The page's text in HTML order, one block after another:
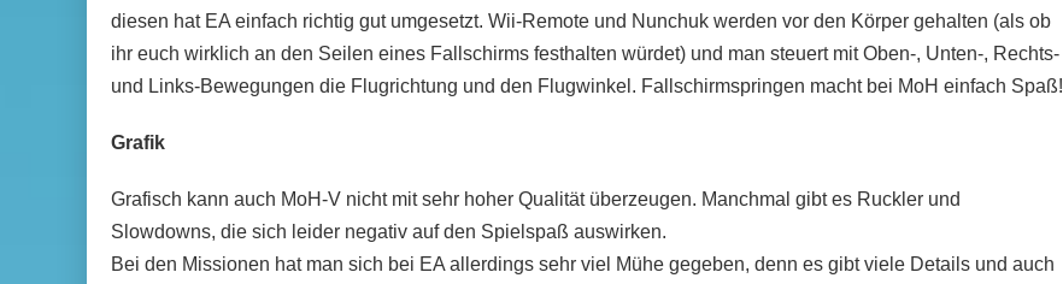
diesen hat EA einfach richtig gut umgesetzt. Wii-Remote und Nunchuk werden vor den Körper gehalten (als ob
ihr euch wirklich an den Seilen eines Fallschirms festhalten würdet) und man steuert mit Oben-, Unten-, Rechts-
und Links-Bewegungen die Flugrichtung und den Flugwinkel. Fallschirmspringen macht bei MoH einfach Spaß!
Grafik
Grafisch kann auch MoH-V nicht mit sehr hoher Qualität überzeugen. Manchmal gibt es Ruckler und
Slowdowns, die sich leider negativ auf den Spielspaß auswirken.
Bei den Missionen hat man sich bei EA allerdings sehr viel Mühe gegeben, denn es gibt viele Details und auch